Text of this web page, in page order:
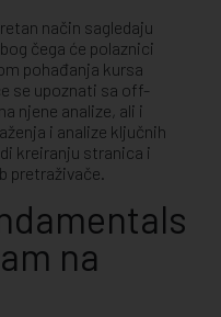
način sagledaju
čega će polaznici
pohađanja kursa
se upoznati sa off-
njene analize, ali i
i analize ključnih
kreiranju stranica i
pretraživače.
na